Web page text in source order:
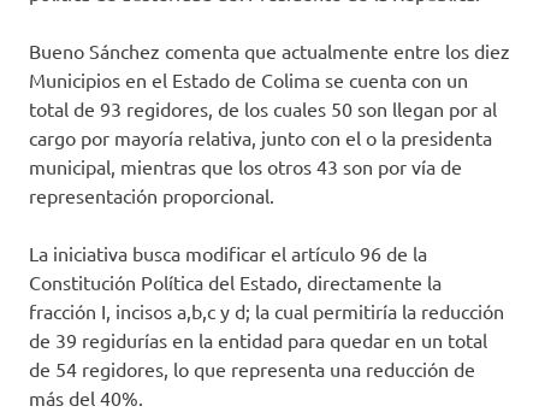
Bueno Sánchez comenta que actualmente entre los diez
Municipios en el Estado de Colima se cuenta con un
total de 93 regidores, de los cuales 50 son llegan por al
cargo por mayoría relativa, junto con el o la presidenta
municipal, mientras que los otros 43 son por vía de
representación proporcional.
La iniciativa busca modificar el artículo 96 de la
Constitución Política del Estado, directamente la
fracción I, incisos a,b,c y d; la cual permitiría la reducción
de 39 regidurías en la entidad para quedar en un total
de 54 regidores, lo que representa una reducción de
más del 40%.